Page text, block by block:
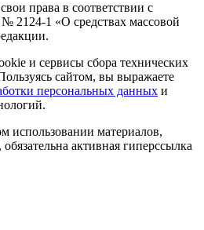
права в соответствии с
2124-1 «О средствах массовой
и сервисы сбора технических
сайтом, вы выражаете
персональных данных и
использовании материалов,
активная гиперссылка